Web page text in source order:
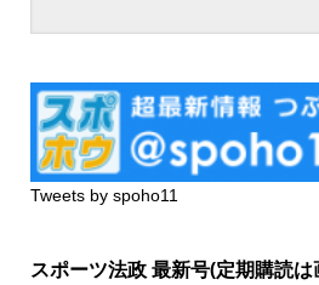
Tweets by spoho11
スポーツ法政 最新号(定期購読